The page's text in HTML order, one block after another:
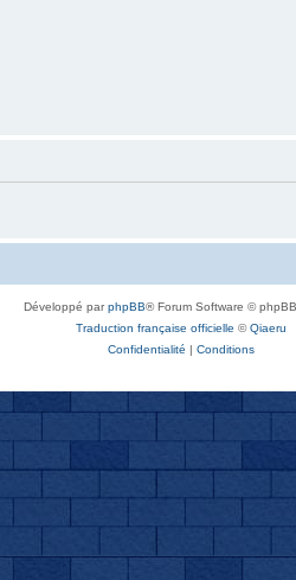
Développé parphpBB® Forum Software ©
Traduction française officielle ©Qiaeru
Confidentialité | Conditions